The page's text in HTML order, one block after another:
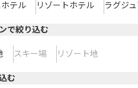
ホテル リゾートホテル ラグジ
で絞り込む
スキー場 リゾート地
む